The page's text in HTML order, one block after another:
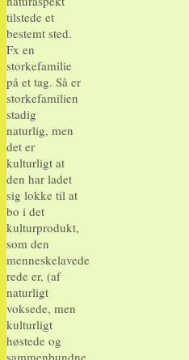
tilstede et
bestemt sted.
Fx en
storkefamilie
på et tag. Så er
storkefamilien
stadig
naturlig, men
det er
kulturligt at
den har ladet
sig lokke til at
bo i det
kulturprodukt,
som den
menneskelavede
rede er, (af
naturligt
voksede, men
kulturligt
høstede og